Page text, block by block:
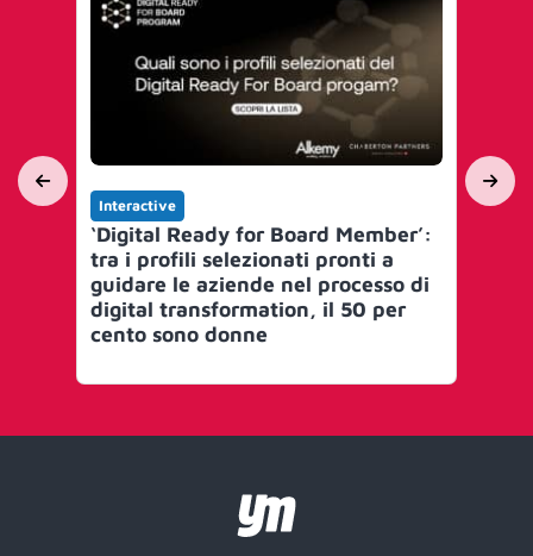
Interactive
‘Digital Ready for Board Member’:
tra i profili selezionati pronti a
guidare le aziende nel processo di
digital transformation, il 50 per
cento sono donne